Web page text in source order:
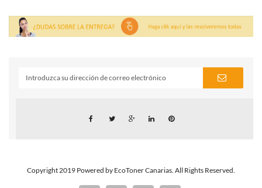
Copyright 2019 Powered by EcoToner Canarias. All Rights Reserved.